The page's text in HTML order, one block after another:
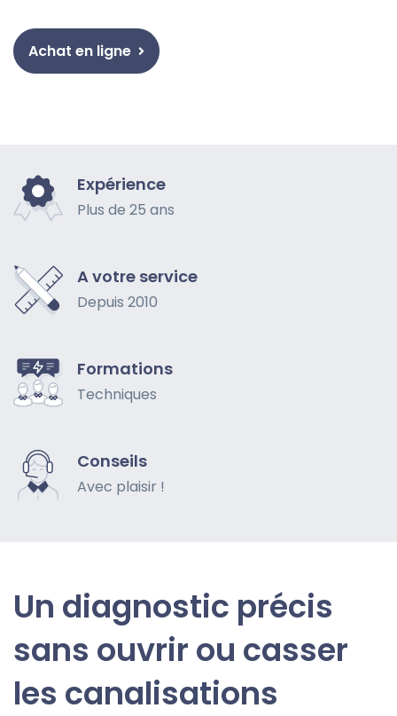
Achat en ligne
Expérience
Plus de 25 ans
A votre service
Depuis 2010
Formations
Techniques
Conseils
Avec plaisir !
Un diagnostic précis
sans ouvrir ou casser
les canalisations